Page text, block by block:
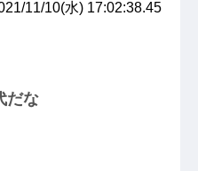
11/10(水) 17:02:38.45
だな